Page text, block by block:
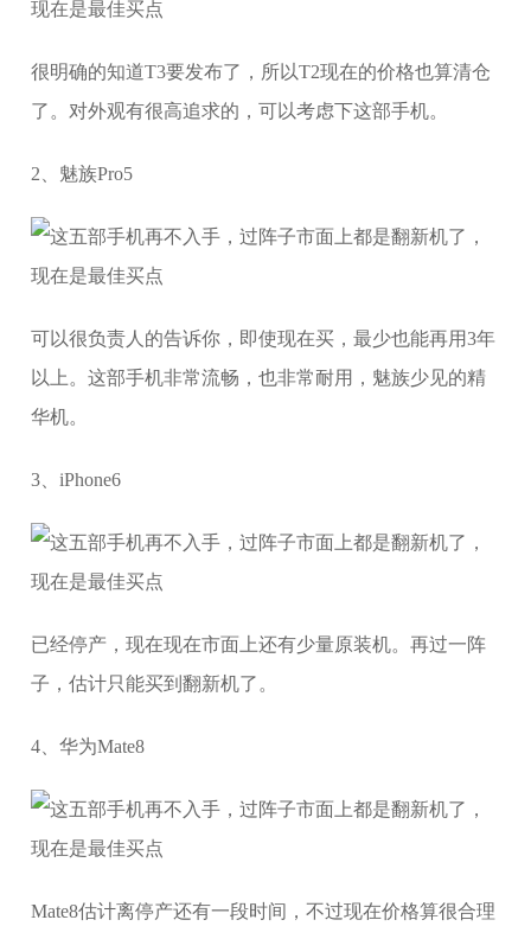
很明确的知道T3要发布了，所以T2现在的价格也算清仓
了。对外观有很高追求的，可以考虑下这部手机。
2、魅族Pro5
可以很负责人的告诉你，即使现在买，最少也能再用3年
以上。这部手机非常流畅，也非常耐用，魅族少见的精
华机。
3、iPhone6
已经停产，现在现在市面上还有少量原装机。再过一阵
子，估计只能买到翻新机了。
4、华为Mate8
Mate8估计离停产还有一段时间，不过现在价格算很合理